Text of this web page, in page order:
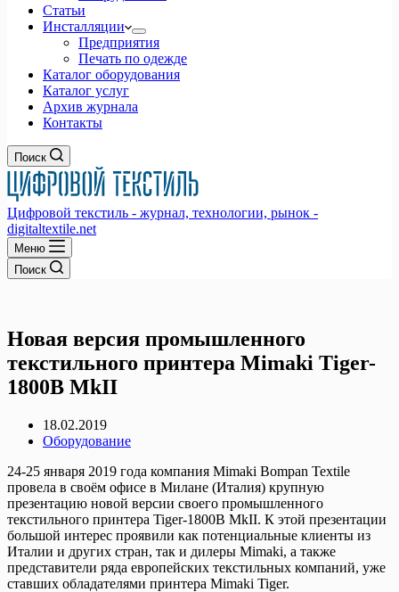
Статьи
Инсталляции
Предприятия
Печать по одежде
Каталог оборудования
Каталог услуг
Архив журнала
Контакты
Поиск
Цифровой текстиль - журнал, технологии, рынок -
digitaltextile.net
Меню
Поиск
Новая версия промышленного
текстильного принтера Mimaki Tiger-
1800В MkII
18.02.2019
Оборудование
24-25 января 2019 года компания Mimaki Bompan Textile
провела в своём офисе в Милане (Италия) крупную
презентацию новой версии своего промышленного
текстильного принтера Tiger-1800В MkII. К этой презентации
большой интерес проявили как потенциальные клиенты из
Италии и других стран, так и дилеры Mimaki, а также
представители ряда европейских текстильных компаний, уже
ставших обладателями принтера Mimaki Tiger.